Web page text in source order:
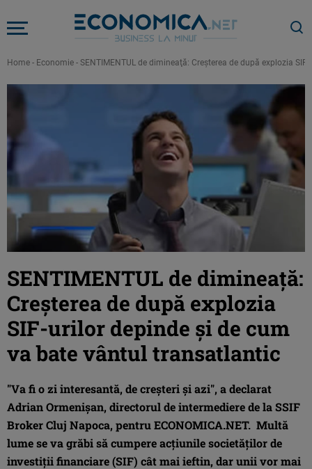
Home - Economie - SENTIMENTUL de dimineaţă: Creşterea de după explozia
SENTIMENTUL de dimineaţă:
Creşterea de după explozia
SIF-urilor depinde şi de cum
va bate vântul transatlantic
"Va fi o zi interesantă, de creşteri şi azi", a declarat
Adrian Ormenişan, directorul de intermediere de la SSIF
Broker Cluj Napoca, pentru ECONOMICA.NET. Multă
lume se va grăbi să cumpere acţiunile societăţilor de
investiţii financiare (SIF) cât mai ieftin, dar unii vor mai